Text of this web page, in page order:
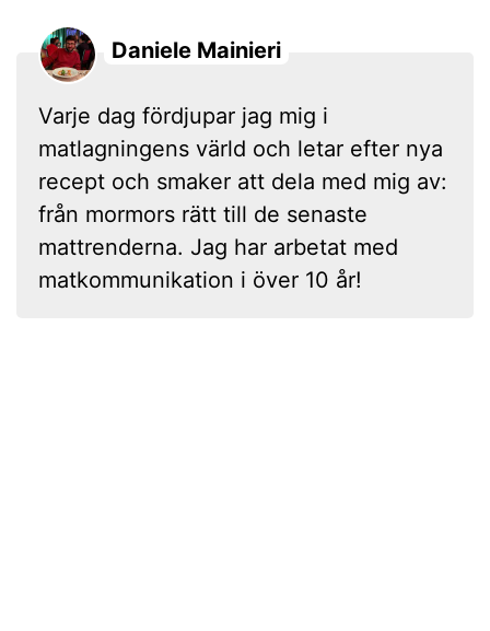
Daniele Mainieri
Varje dag fördjupar jag mig i
matlagningens värld och letar efter nya
recept och smaker att dela med mig av:
från mormors rätt till de senaste
mattrenderna. Jag har arbetat med
matkommunikation i över 10 år!